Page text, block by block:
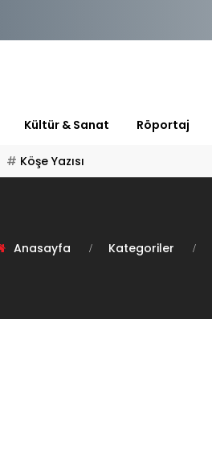
Kültür & Sanat Röportaj
Köşe Yazısı
Anasayfa Kategoriler